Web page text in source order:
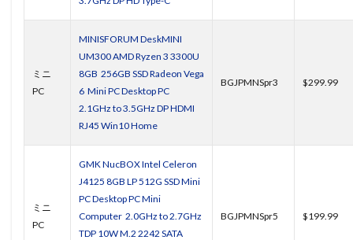
ミニ
PC
MINISFORUM DeskMINI
UM300 AMD Ryzen 3 3300U
8GB 256GB SSD Radeon Vega
6 Mini PC Desktop PC
2.1GHz to 3.5GHz DP HDMI
RJ45 Win10 Home
BGJPMNSpr3 $299.99
ミニ
PC
GMK NucBOX Intel Celeron
J4125 8GB LP 512G SSD Mini
PC Desktop PC Mini
Computer 2.0GHz to 2.7GHz
TDP 10W M.2 2242 SATA
BGJPMNSpr5 $199.99